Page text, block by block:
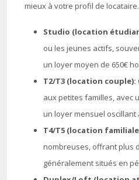
mieux à votre profil de locataire.
Studio (location
ou les jeunes actifs,
un loyer moyen de 650€
T2/T3 (location couple):
aux petites familles, avec
un loyer mensuel oscillant
T4/T5 (location
nombreuses, offrant plus
généralement situés en